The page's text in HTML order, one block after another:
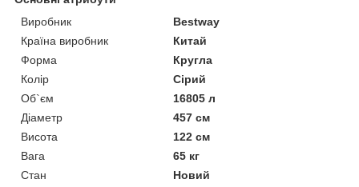
Виробник
Bestway
Країна виробник
Китай
Форма
Кругла
Колір
Сірий
Об`єм
16805 л
Діаметр
457 см
Висота
122 см
Вага
65 кг
Стан
Новий